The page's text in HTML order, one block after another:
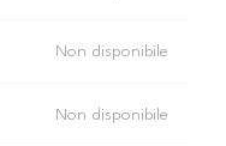
Non disponibile
Non disponibile